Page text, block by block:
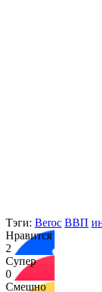
Тэги: Beroc ВВП
Нравится
2
Супер
0
Смешно